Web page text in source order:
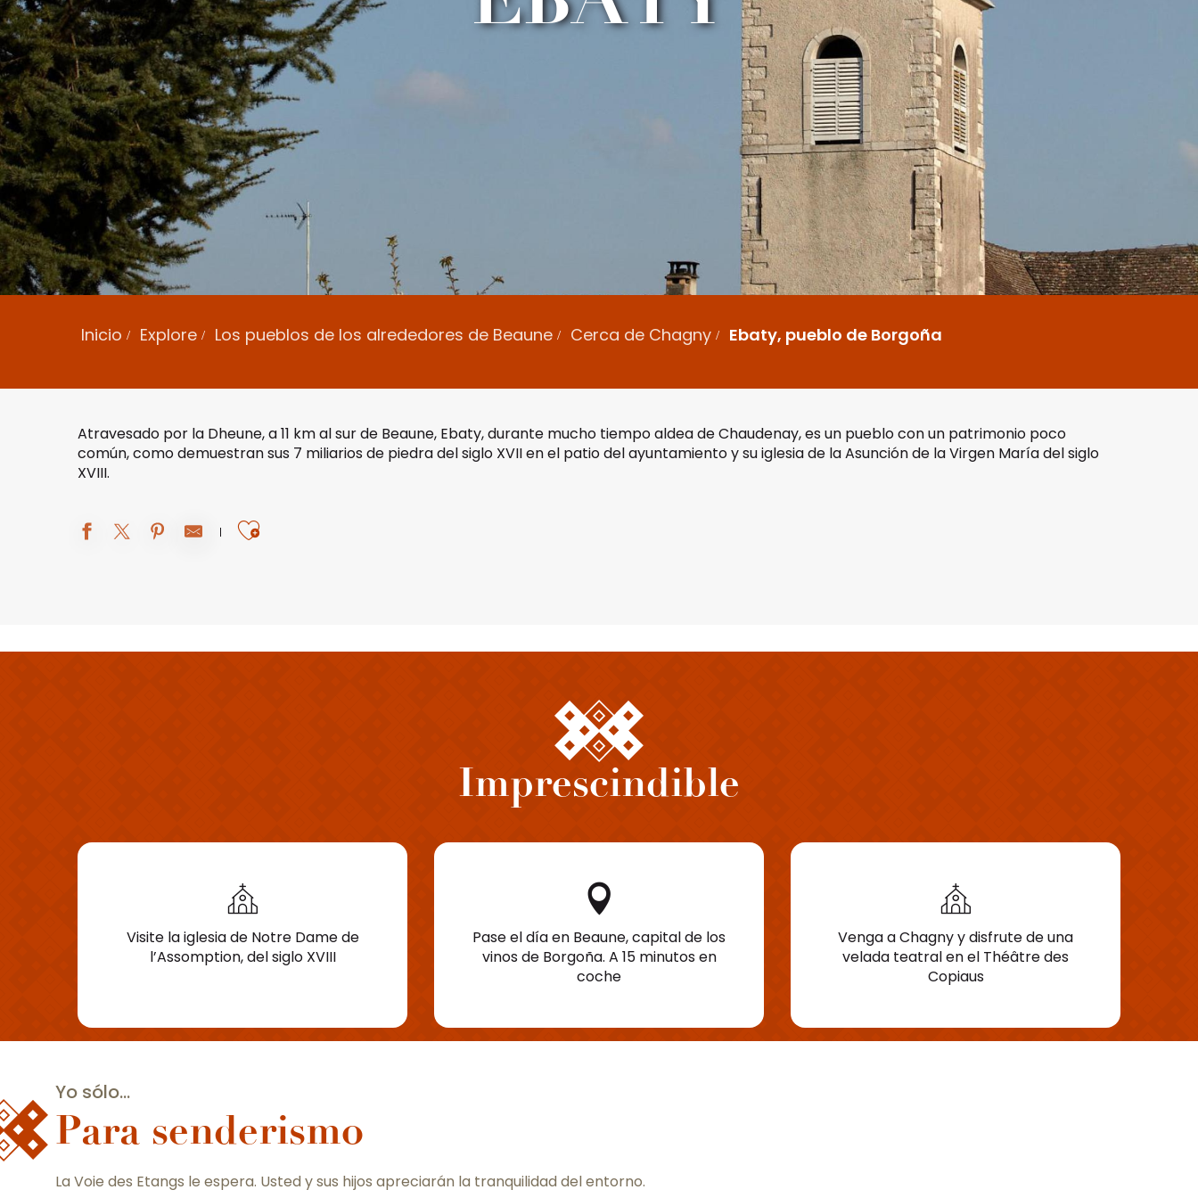
Inicio Explore Los pueblos de los alrededores de Beaune Cerca de Chagny Ebaty, pueblo de Borgoña
Atravesado por la Dheune, a 11 km al sur de Beaune, Ebaty, durante mucho tiempo aldea de Chaudenay, es un pueblo con un patrimonio poco
común, como demuestran sus 7 miliarios de piedra del siglo XVII en el patio del ayuntamiento y su iglesia de la Asunción de la Virgen María del siglo
XVIII.
Ajouter aux favoris
Imprescindible
Visite la iglesia de Notre Dame de
l’Assomption, del siglo XVIII
Pase el día en Beaune, capital de los
vinos de Borgoña. A 15 minutos en
coche
Venga a Chagny y disfrute de una
velada teatral en el Théâtre des
Copiaus
Yo sólo...
Para senderismo
La Voie des Etangs le espera. Usted y sus hijos apreciarán la tranquilidad del entorno.